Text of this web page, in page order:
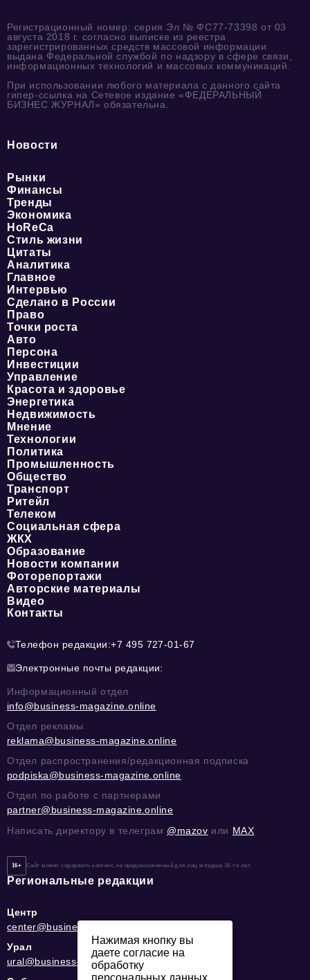
Регистрационный номер: серия Эл № ФС77-73398 от 03
августа 2018 г. согласно выписке из реестра
зарегистрированных средств массовой информации
выдана Федеральной службой по надзору в сфере связи,
информационных технологий и массовых коммуникаций.
При использовании любого материала с данного сайта
гипер-ссылка на Сетевое издание «ФЕДЕРАЛЬНЫЙ
БИЗНЕС ЖУРНАЛ» обязательна.
Новости
Рынки
Финансы
Тренды
Экономика
HoReCa
Стиль жизни
Цитаты
Аналитика
Главное
Интервью
Сделано в России
Право
Точки роста
Авто
Персона
Инвестиции
Управление
Красота и здоровье
Энергетика
Недвижимость
Мнение
Технологии
Политика
Промышленность
Общество
Транспорт
Ритейл
Телеком
Социальная сфера
ЖКХ
Образование
Новости компании
Фоторепортажи
Авторские материалы
Видео
Контакты
Телефон редакции:+7 495 727-01-67
Электронные почты редакции:
Информационный отдел
info@business-magazine.online
Отдел рекламы
reklama@business-magazine.online
Отдел распространения/редакционная подписка
podpiska@business-magazine.online
Отдел по работе с партнерами
partner@business-magazine.online
Написать директору в телеграм @mazov или MAX
16+ Сайт может содержать контент, не предназначенный для лиц младше 16-ти лет.
Региональные редакции
Центр
center@business-magazine.online
Урал
ural@business-magazine.online
Нажимая кнопку вы
даете согласие на
обработку
персональных данных